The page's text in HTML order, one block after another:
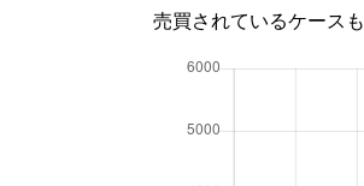
売買されているケースも